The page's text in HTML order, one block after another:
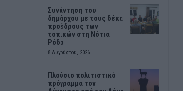
Συνάντηση του
δημάρχου με τους δέκα
προέδρους των
τοπικών στη Νότια
Ρόδο
8 Αυγούστου, 2026
Πλούσιο πολιτιστικό
πρόγραμμα τον